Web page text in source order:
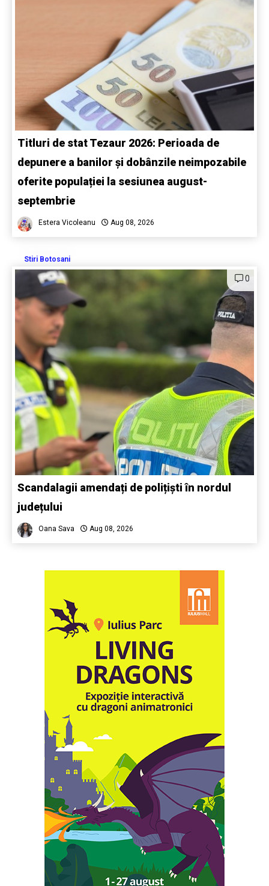
Titluri de stat Tezaur 2026: Perioada de
depunere a banilor și dobânzile neimpozabile
oferite populației la sesiunea august-
septembrie
Estera Vicoleanu Aug 08, 2026
Stiri Botosani
0
Scandalagii amendați de polițiști în nordul
județului
Oana Sava Aug 08, 2026